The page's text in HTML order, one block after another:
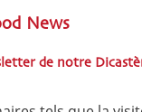
News
de notre